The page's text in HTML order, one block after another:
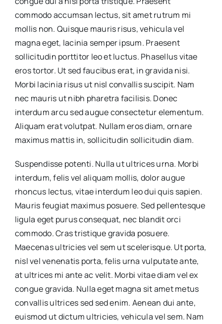
commodo accumsan lectus, sit amet rutrum mi
mollis non. Quisque mauris risus, vehicula vel
magna eget, lacinia semper ipsum. Praesent
sollicitudin porttitor leo et luctus. Phasellus vitae
eros tortor. Ut sed faucibus erat, in gravida nisi.
Morbi lacinia risus ut nisl convallis suscipit. Nam
nec mauris ut nibh pharetra facilisis. Donec
interdum arcu sed augue consectetur elementum.
Aliquam erat volutpat. Nullam eros diam, ornare
maximus mattis in, sollicitudin sollicitudin diam.
Suspendisse potenti. Nulla ut ultrices urna. Morbi
interdum, felis vel aliquam mollis, dolor augue
rhoncus lectus, vitae interdum leo dui quis sapien.
Mauris feugiat maximus posuere. Sed pellentesque
ligula eget purus consequat, nec blandit orci
commodo. Cras tristique gravida posuere.
Maecenas ultricies vel sem ut scelerisque. Ut porta,
nisl vel venenatis porta, felis urna vulputate ante,
at ultrices mi ante ac velit. Morbi vitae diam vel ex
congue gravida. Nulla eget magna sit amet metus
convallis ultrices sed sed enim. Aenean dui ante,
euismod ut dictum ultricies, vehicula vel sem. Nam